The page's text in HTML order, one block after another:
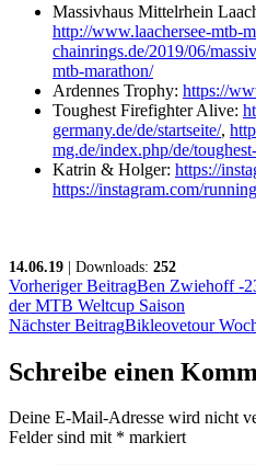
Massivhaus Mittelrhein
http://www.laachersee-mtb-
chainrings.de/2019/06/
mtb-marathon/
Ardennes Trophy: https://
Toughest Firefighter Alive:
germany.de/de/startseite/,
mg.de/index.php/de/
Katrin & Holger: https://
https://instagram.com/
14.06.19 | Downloads: 252
Vorheriger BeitragBen Zwiehoff -
der MTB Weltcup Saison
Nächster BeitragBikleovetour
Schreibe einen
Deine E-Mail-Adresse wird nicht
Felder sind mit * markiert